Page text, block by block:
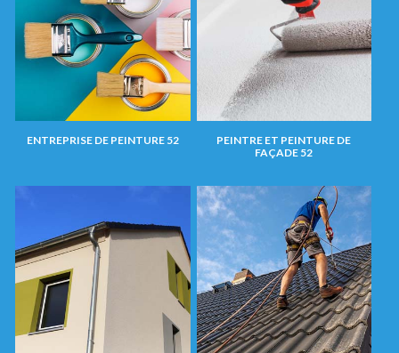
ENTREPRISE DE PEINTURE 52
PEINTRE ET PEINTURE DE
FAÇADE 52